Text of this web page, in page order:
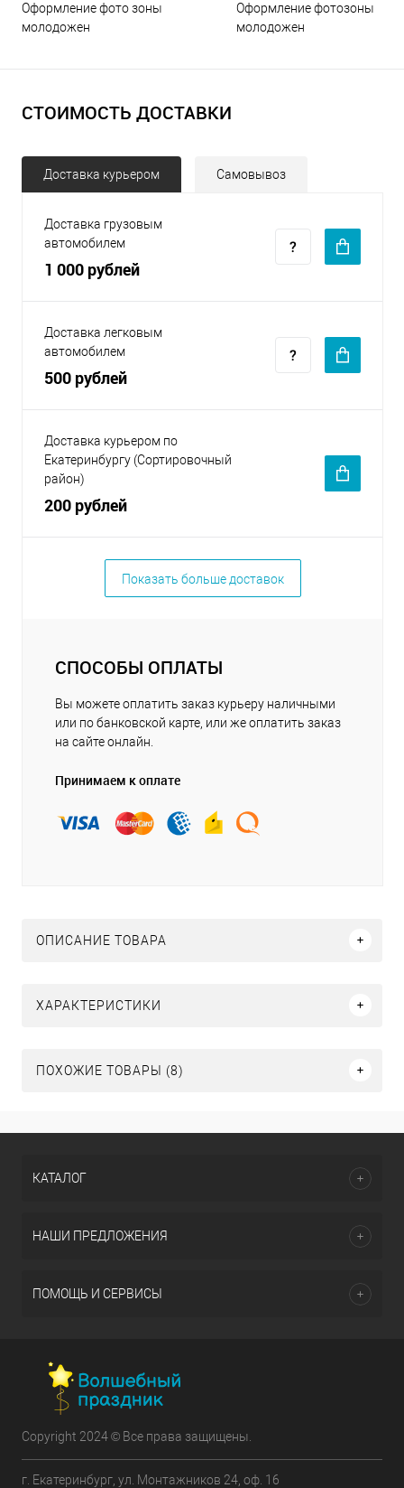
Оформление фото зоны
молодожен
Оформление фотозоны
молодожен
СТОИМОСТЬ ДОСТАВКИ
Доставка курьером Самовывоз
Доставка грузовым
автомобилем
1 000 рублей
Доставка легковым
автомобилем
500 рублей
Доставка курьером по
Екатеринбургу (Сортировочный
район)
200 рублей
Показать больше доставок
СПОСОБЫ ОПЛАТЫ
Вы можете оплатить заказ курьеру наличными
или по банковской карте, или же оплатить заказ
на сайте онлайн.
Принимаем к оплате
ОПИСАНИЕ ТОВАРА
ХАРАКТЕРИСТИКИ
ПОХОЖИЕ ТОВАРЫ (8)
КАТАЛОГ
НАШИ ПРЕДЛОЖЕНИЯ
ПОМОЩЬ И СЕРВИСЫ
Copyright 2024 © Все права защищены.
г. Екатеринбург, ул. Монтажников 24, оф. 16